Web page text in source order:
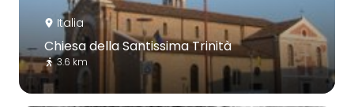
Italia
Chiesa della Santissima Trinità
3.6 km